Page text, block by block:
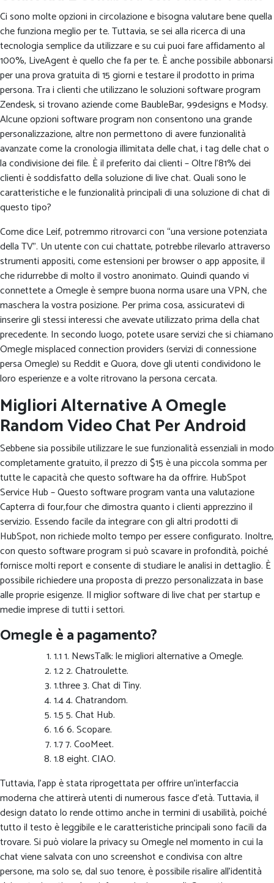
Ci sono molte opzioni in circolazione e bisogna valutare bene quella
che funziona meglio per te. Tuttavia, se sei alla ricerca di una
tecnologia semplice da utilizzare e su cui puoi fare affidamento al
100%, LiveAgent è quello che fa per te. È anche possibile abbonarsi
per una prova gratuita di 15 giorni e testare il prodotto in prima
persona. Tra i clienti che utilizzano le soluzioni software program
Zendesk, si trovano aziende come BaubleBar, 99designs e Modsy.
Alcune opzioni software program non consentono una grande
personalizzazione, altre non permettono di avere funzionalità
avanzate come la cronologia illimitata delle chat, i tag delle chat o
la condivisione dei file. È il preferito dai clienti – Oltre l’81% dei
clienti è soddisfatto della soluzione di live chat. Quali sono le
caratteristiche e le funzionalità principali di una soluzione di chat di
questo tipo?
Come dice Leif, potremmo ritrovarci con “una versione potenziata
della TV”. Un utente con cui chattate, potrebbe rilevarlo attraverso
strumenti appositi, come estensioni per browser o app apposite, il
che ridurrebbe di molto il vostro anonimato. Quindi quando vi
connettete a Omegle è sempre buona norma usare una VPN, che
maschera la vostra posizione. Per prima cosa, assicuratevi di
inserire gli stessi interessi che avevate utilizzato prima della chat
precedente. In secondo luogo, potete usare servizi che si chiamano
Omegle misplaced connection providers (servizi di connessione
persa Omegle) su Reddit e Quora, dove gli utenti condividono le
loro esperienze e a volte ritrovano la persona cercata.
Migliori Alternative A Omegle
Random Video Chat Per Android
Sebbene sia possibile utilizzare le sue funzionalità essenziali in modo
completamente gratuito, il prezzo di $15 è una piccola somma per
tutte le capacità che questo software ha da offrire. HubSpot
Service Hub – Questo software program vanta una valutazione
Capterra di four,four che dimostra quanto i clienti apprezzino il
servizio. Essendo facile da integrare con gli altri prodotti di
HubSpot, non richiede molto tempo per essere configurato. Inoltre,
con questo software program si può scavare in profondità, poiché
fornisce molti report e consente di studiare le analisi in dettaglio. È
possibile richiedere una proposta di prezzo personalizzata in base
alle proprie esigenze. Il miglior software di live chat per startup e
medie imprese di tutti i settori.
Omegle è a pagamento?
1.1 1. NewsTalk: le migliori alternative a Omegle.
1.2 2. Chatroulette.
1.three 3. Chat di Tiny.
1.4 4. Chatrandom.
1.5 5. Chat Hub.
1.6 6. Scopare.
1.7 7. CooMeet.
1.8 eight. CIAO.
Tuttavia, l’app è stata riprogettata per offrire un’interfaccia
moderna che attirerà utenti di numerous fasce d’età. Tuttavia, il
design datato lo rende ottimo anche in termini di usabilità, poiché
tutto il testo è leggibile e le caratteristiche principali sono facili da
trovare. Si può violare la privacy su Omegle nel momento in cui la
chat viene salvata con uno screenshot e condivisa con altre
persone, ma solo se, dal suo tenore, è possibile risalire all’identità